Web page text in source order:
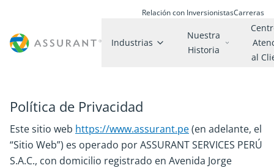
Relación con InversionistasCarreras
Industrias
Nuestra
Historia
al
Política de Privacidad
Este sitio web https://www.assurant.pe(en adelante, el
“Sitio Web”) es operado por ASSURANT SERVICES PERÚ
S.A.C., con domicilio registrado en Avenida Jorge